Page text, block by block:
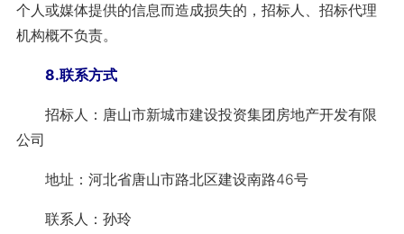
个人或媒体提供的信息而造成损失的，招标人、招标代理
机构概不负责。
8.联系方式
招标人：唐山市新城市建设投资集团房地产开发有限
公司
地址：河北省唐山市路北区建设南路46号
联系人：孙玲